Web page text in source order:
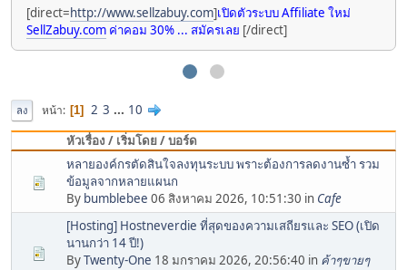
ลง หน้า 1 2 3 ... 10
หัวเรื่อง / เริ่มโดย / บอร์ด
หลายองค์กรตัดสินใจลงทุนระบบ พราะต้องการลดงานซ้ำ รวม
ข้อมูลจากหลายแผนก
By bumblebee 06 สิงหาคม 2026, 10:51:30 in Cafe
[Hosting] Hostneverdie ที่สุดของความเสถียรและ SEO (เปิด
นานกว่า 14 ปี!)
ByTwenty-One 18 มกราคม 2026, 20:56:40 in ค้าๆขายๆ
[direct=http://www.sellzabuy.com]เปิดตัวระบบ Affiliate ใหม่
SellZabuy.com ค่าคอม 30% ... สมัครเลย [/direct]